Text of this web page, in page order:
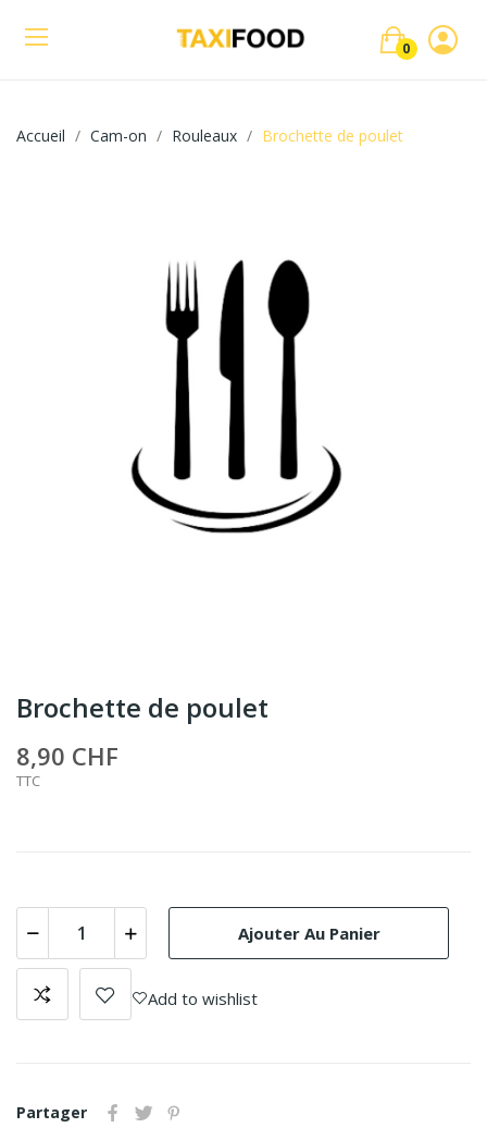
0
Accueil Cam-on Rouleaux Brochette de poulet
Brochette de poulet
8,90 CHF
TTC
Ajouter Au Panier
Add to wishlist
Partager